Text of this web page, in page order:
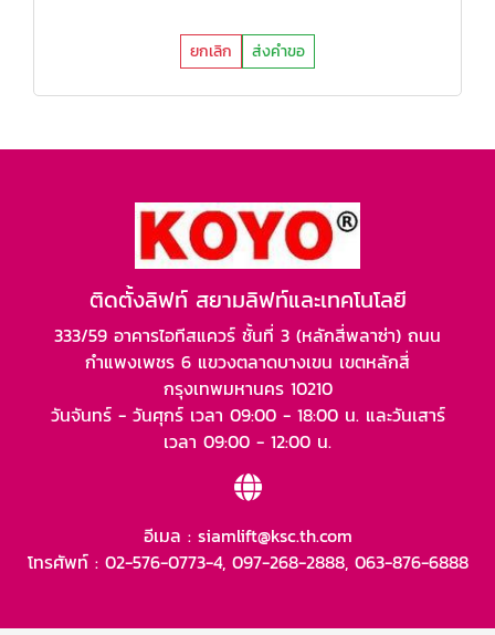
ยกเลิก ส่งคำขอ
ติดตั้งลิฟท์ สยามลิฟท์และเทคโนโลยี
333/59 อาคารไอทีสแควร์ ชั้นที่ 3 (หลักสี่พลาซ่า) ถนน
กำแพงเพชร 6 แขวงตลาดบางเขน เขตหลักสี่
กรุงเทพมหานคร 10210
วันจันทร์ - วันศุกร์ เวลา 09:00 - 18:00 น. และวันเสาร์
เวลา 09:00 - 12:00 น.
อีเมล : siamlift@ksc.th.com
โทรศัพท์ : 02-576-0773-4, 097-268-2888, 063-876-6888